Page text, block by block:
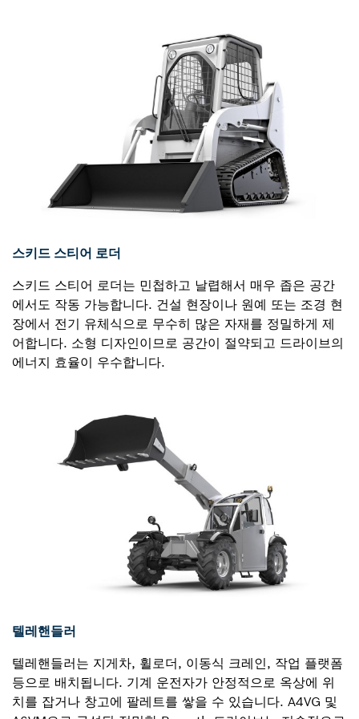
스키드 스티어 로더
스키드 스티어 로더는 민첩하고 날렵해서 매우 좁은 공간
에서도 작동 가능합니다. 건설 현장이나 원예 또는 조경 현
장에서 전기 유체식으로 무수히 많은 자재를 정밀하게 제
어합니다. 소형 디자인이므로 공간이 절약되고 드라이브의
에너지 효율이 우수합니다.
텔레핸들러
텔레핸들러는 지게차, 휠로더, 이동식 크레인, 작업 플랫폼
등으로 배치됩니다. 기계 운전자가 안정적으로 옥상에 위
치를 잡거나 창고에 팔레트를 쌓을 수 있습니다. A4VG 및